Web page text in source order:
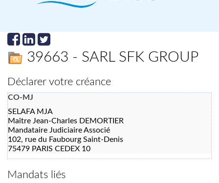
39663 - SARL SFK GROUP
Déclarer votre créance
CO-MJ
SELAFA MJA
Maître Jean-Charles DEMORTIER
Mandataire Judiciaire Associé
102, rue du Faubourg Saint-Denis
75479 PARIS CEDEX 10
Mandats liés